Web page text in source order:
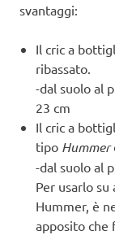
svantaggi:
Il cric a
ribassato.
-dal suolo al
23 cm
Il cric a
tipo Hummer
-dal suolo al
Per usarlo
Hummer, è
apposito che